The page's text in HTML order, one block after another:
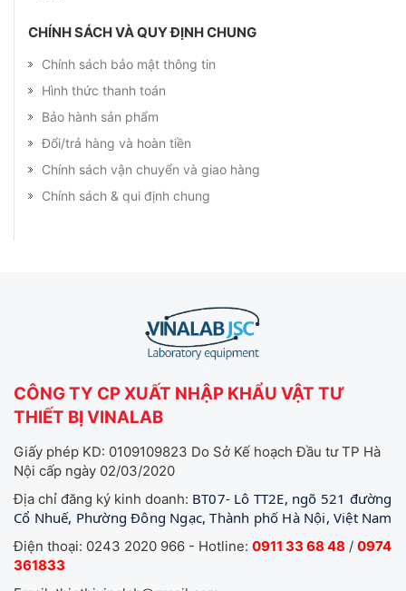
CHÍNH SÁCH VÀ QUY ĐỊNH CHUNG
Chính sách bảo mật thông tin
Hình thức thanh toán
Bảo hành sản phẩm
Đổi/trả hàng và hoàn tiền
Chính sách vận chuyển và giao hàng
Chính sách & qui định chung
CÔNG TY CP XUẤT NHẬP KHẨU VẬT TƯ
THIẾT BỊ VINALAB
Giấy phép KD: 0109109823 Do Sở Kế hoạch Đầu tư TP Hà
Nội cấp ngày 02/03/2020
Địa chỉ đăng ký kinh doanh: BT07- Lô TT2E, ngõ 521 đường
Cổ Nhuế, Phường Đông Ngạc, Thành phố Hà Nội, Việt Nam
Điện thoại: 0243 2020 966 - Hotline: 0911 33 68 48 / 0974
361833